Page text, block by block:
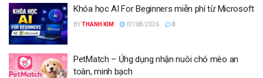
Khóa học AI For Beginners miễn phí từ Microsoft
BYTHANH KIM 07/08/2026 0
PetMatch – Ứng dụng nhận nuôi chó mèo an
toàn, minh bạch